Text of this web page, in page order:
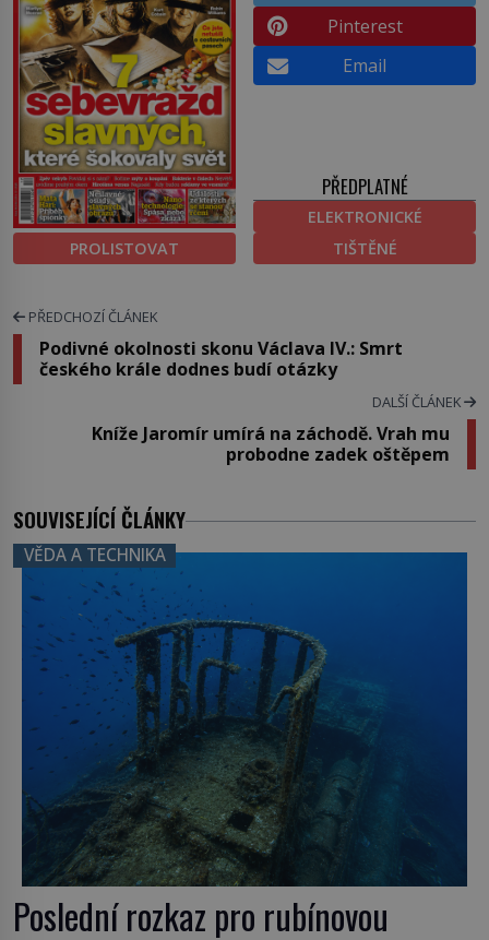
PROLISTOVAT
Pinterest
Email
PŘEDPLATNÉ
ELEKTRONICKÉ
TIŠTĚNÉ
PŘEDCHOZÍ ČLÁNEK
Podivné okolnosti skonu Václava IV.: Smrt
českého krále dodnes budí otázky
DALŠÍ ČLÁNEK
Kníže Jaromír umírá na záchodě. Vrah mu
probodne zadek oštěpem
SOUVISEJÍCÍ ČLÁNKY
VĚDA A TECHNIKA
Poslední rozkaz pro rubínovou